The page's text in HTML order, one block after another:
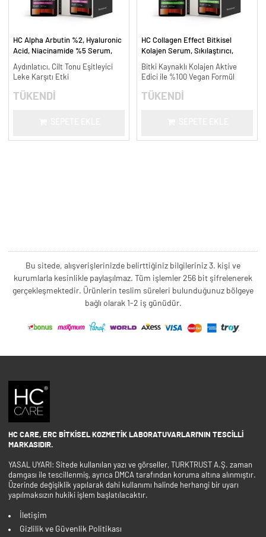
HC Alpha Arbutin %2, Hyaluronic
Acid, Niacinamide %5 Serum,
ml.
Aydınlatıcı, Cilt Tonu Eşitleyici
Leke Karşıtı Etki
TÜKENDİ
HC Collagen Effect Bitkisel
Kolajen Serum, Sıkılaştırıcı,
Bitki Kaynaklı Kolajen Aktive
Edici ile %100 Vegan Formül
TÜKENDİ
Bu sitede, alışverişlerinizde belirttiğiniz bilgileriniz 3. kişi ve
kurumlarla kesinlikle paylaşılmaz. Tüm işlemler 256 bit şifrelenerek
gerçekleşmektedir. Ürünlerin teslim süreleri bulunduğunuz bölgeye
bağlı olarak 1-2 iş günüdür.
HC CARE, ERC BITKISEL KOZMETIK LABORATUVARLARI'NIN TESCILLI
MARKASIDIR.
YASAL UYARI: Sitede kullanılan yazı ve görseller, TURKTRUST A.Ş. zaman
damgası ile tescillenmiş, ayrıca DMCA tarafından koruma altına alınmıştır.
Üzerinde değişiklik yapılarak dahi kullanımı halinde herhangi bir uyarı
yapılmaksızın hukiki işlem başlatılacaktır.
İletişim
Gizlilik ve Güvenlik Politikası